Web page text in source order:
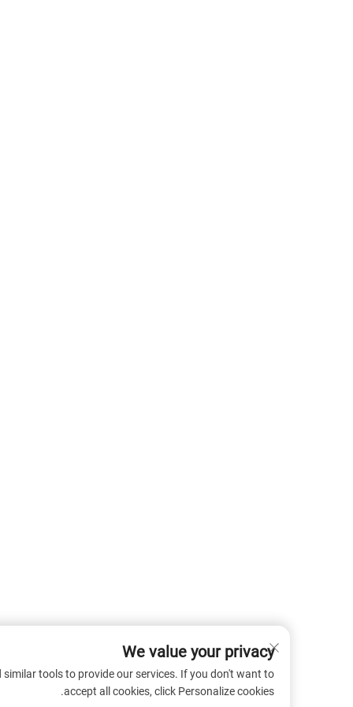
We value your privacy
cookies and similar tools to provide our services. If you don't want to
accept all cookies, click Personalize cookies.